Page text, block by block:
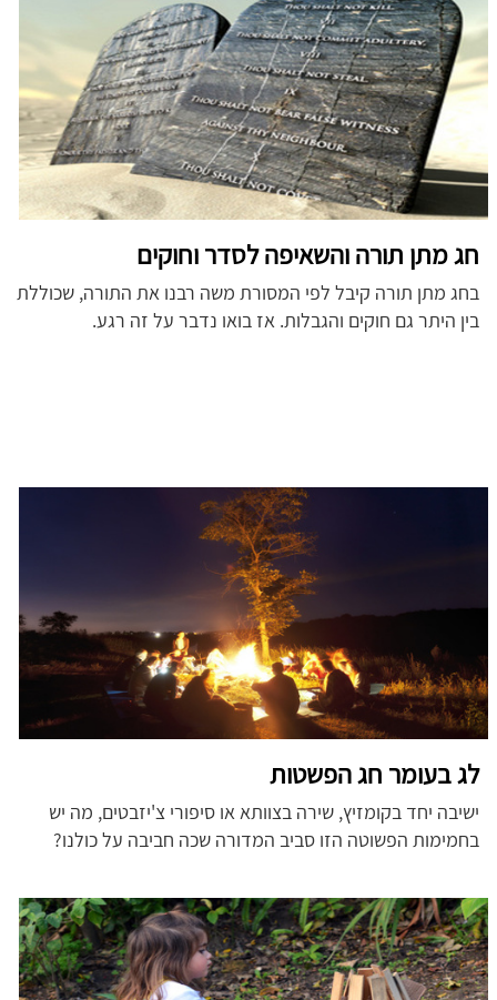
חג מתן תורה והשאיפה לסדר וחוקים
בחג מתן תורה קיבל לפי המסורת משה רבנו את התורה, שכוללת
בין היתר גם חוקים והגבלות. אז בואו נדבר על זה רגע.
לג בעומר חג הפשטות
ישיבה יחד בקומזיץ, שירה בצוותא או סיפורי צ'יזבטים, מה יש
בחמימות הפשוטה הזו סביב המדורה שכה חביבה על כולנו?